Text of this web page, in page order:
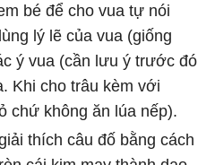
bé để cho vua tự nói
lý lẽ của vua (giống
ý vua (cần lưu ý trước đó
Khi cho trâu kèm với
chứ không ăn lúa nếp).
thích câu đố bằng cách